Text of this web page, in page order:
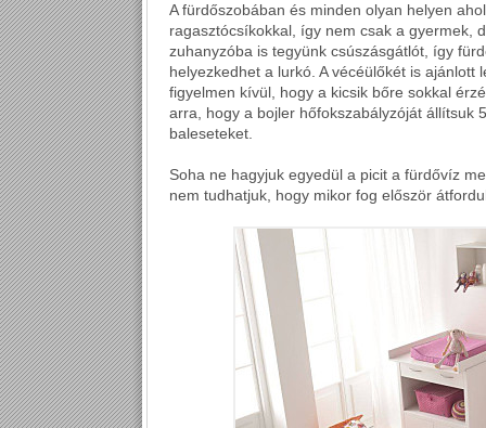
A fürdőszobában és minden olyan helyen
ragasztócsíkokkal, így nem csak a gyermek,
zuhanyzóba is tegyünk csúszásgátlót, így
helyezkedhet a lurkó. A vécéülőkét is
figyelmen kívül, hogy a kicsik bőre sokkal
arra, hogy a bojler hőfokszabályzóját állítsuk
baleseteket.
Soha ne hagyjuk egyedül a picit a fürdővíz
nem tudhatjuk, hogy mikor fog először